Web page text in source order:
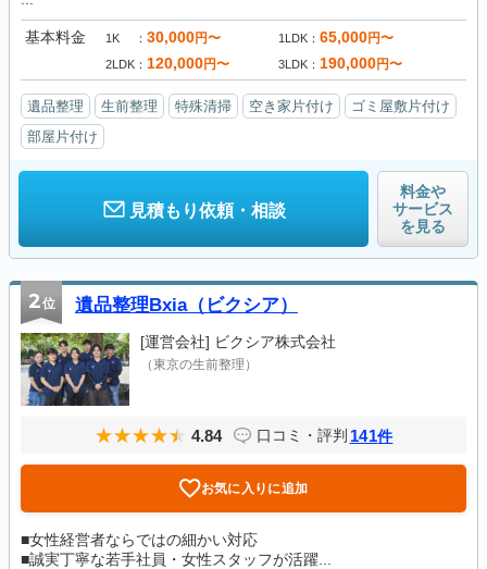
基本料金 1K 30,000円〜 1LDK 65,000円〜
2LDK 120,000円〜 3LDK 190,000円〜
遺品整理 生前整理 特殊清掃 空き家片付け
ゴミ屋敷片付け
部屋片付け
見積もり依頼・相談
料金や
サービス
を見る
2位 遺品整理Bxia（ビクシア）
[運営会社] ビクシア株式会社
（東京の生前整理）
4.84 口コミ・評判 141件
お気に入りに追加
■女性経営者ならではの細かい対応
■誠実丁寧な若手社員・女性スタッフが活躍...